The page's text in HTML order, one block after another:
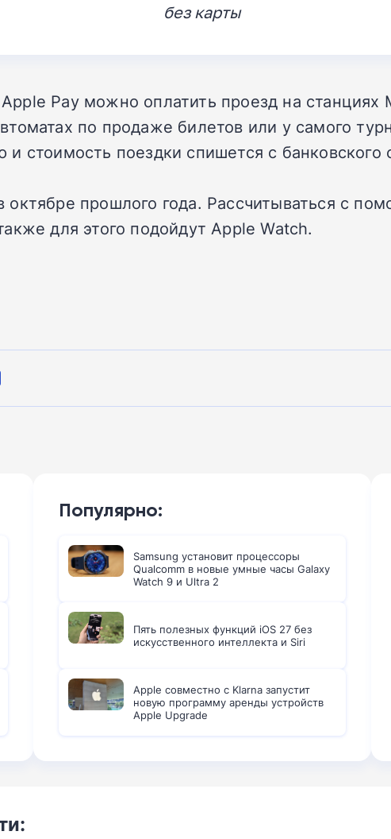
без карты
Pay можно оплатить проезд на станциях
по продаже билетов или у самого
стоимость поездки спишется с банковского
октябре прошлого года. Рассчитываться с
для этого подойдут Apple Watch.
Популярно:
Samsung установит процессоры
Qualcomm в новые умные часы Galaxy
Watch 9 и Ultra 2
Пять полезных функций iOS 27 без
искусственного интеллекта и Siri
Apple совместно с Klarna запустит
новую программу аренды устройств
Apple Upgrade